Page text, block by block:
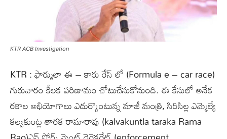
KTR ACB Investigation
KTR : ఫార్ములా ఈ – కారు రేస్ లో (Formula e – car race)
గురువారం కీలక పరిణామం చోటుచేసుకోనుంది. ఈ కేసులో అనేక
రకాల అభియోగాలు ఎదుర్కొంటున్న మాజీ మంత్రి, సిరిసిల్ల ఎమ్మెల్యే
కల్వకుంట్ల తారక రామారావు (kalvakuntla taraka Rama